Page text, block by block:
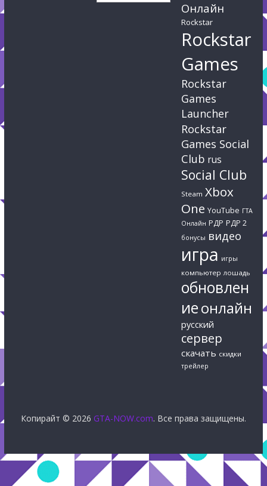
Онлайн
Rockstar
Rockstar
Games
Rockstar
Games
Launcher
Rockstar
Games Social
Club rus
Social Club
Steam Xbox
One YouTube ГТА
Онлайн РДР РДР 2
бонусы видео
игра игры
компьютер лошадь
обновлен
иеонлайн
русский
сервер
скачать скидки
трейлер
Копирайт © 2026 GTA-NOW.com. Все права защищены.